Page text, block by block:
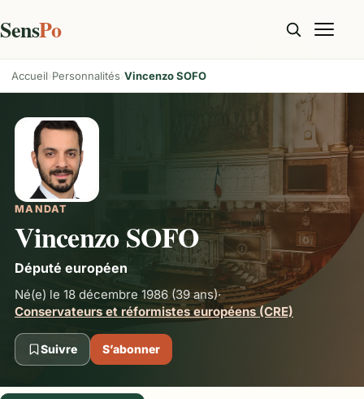
SensPo
Accueil Personnalités Vincenzo SOFO
MANDAT
Vincenzo SOFO
Député européen
Né(e) le 18 décembre 1986(39 ans)·
Conservateurs et réformistes européens (CRE)
Suivre S’abonner